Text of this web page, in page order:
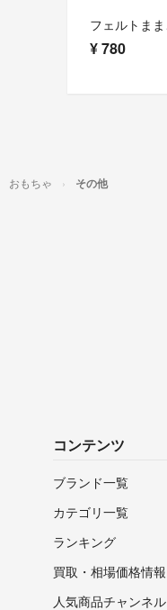
¥780
おもちゃ その他
コンテンツ
ブランド一覧
カテゴリ一覧
ランキング
買取・相場価格情報
人気商品チャンネル